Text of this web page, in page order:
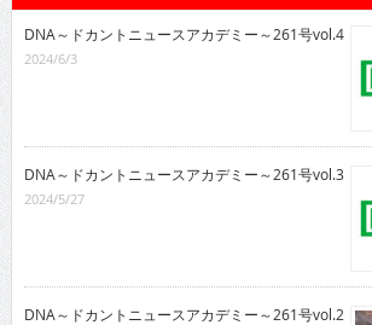
DNA～ドカントニュースアカデミー～261号vol.4
2024/6/3
DNA～ドカントニュースアカデミー～261号vol.3
2024/5/27
DNA～ドカントニュースアカデミー～261号vol.2